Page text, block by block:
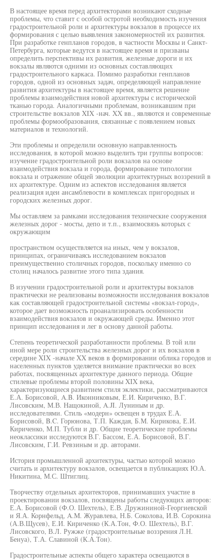
В настоящее время перед архитекторами возникают сходные
проблемы, что ставит с особой остротой необходимость изучения
градостроительной роли и архитектуры вокзалов в процессе их
формирования с целью выявления закономерностей их развития.
При разработке генпланов городов, в частности Москвы и Санкт-
Петербурга, которые ведутся в настоящее время и призваны
определить перспективы их развития, железные дороги и их
вокзалы являются одними из основных составляющих
градостроительного каркаса. Помимо разработки генпланов
городов, одной из основных задач, определяющей направление
развития архитектуры в настоящее время, является решение
проблемы взаимодействия новой архитектуры с исторической
тканью города. Аналогичными проблемам, возникавшим при
строительстве вокзалов XIX -нач. XX вв., являются и современные
проблемы формообразования, связанные с появлением новых
материалов и технологий.
Эти проблемы и определили основную направленность
исследования, в которой можно выделить три группы вопросов:
изучение градостроительной роли вокзалов на основе
взаимодействия вокзала и города, формирование типологии
вокзала и отражение общей эволюции архитектурных воззрений в
их архитектуре. Одним из аспектов исследования является
реализация идеи ансамблевости в комплексах пригородных и
городских железных дорог.
Мы оставляем за рамками исследования технические сооружения
железных дорог - мосты, депо и т.п., взаимосвязь которых с
окружающим
пространством осуществляется на иных, чем у вокзалов,
принципах, ограничиваясь исследованием вокзалов
преимущественно столичных городов, поскольку именно со
столиц началось развитие этого типа здания.
В изучении градостроительной роли и архитектуры вокзалов
практически не реализованы возможности исследования вокзалов
как составляющей градостроительной системы «вокзал-город»,
которое дает возможность проанализировать особенности
взаимодействия вокзалов и окружающей среды. Именно этот
принцип исследования и лег в основу данной работы.
Степень теоретической разработанности проблемы. В той или
иной мере роли строительства железных дорог и их вокзалов в
середине XIX -начале XX веков в формировании облика городов и
населенных пунктов уделяется внимание практически во всех
работах, посвященных архитектуре данного периода. Общие
стилевые проблемы второй половины XIX века,
характеризующиеся развитием стиля эклектики, рассматриваются
Е.А. Борисовой, A.B. Иконниковым, Е.И. Кириченко, В.Г.
Лисовским, М.В. Нащокиной, A.JI. Луниным и др.
исследователями. Стиль «модерн» освещен в трудах Е.А.
Борисовой, B.C. Горюнова, Т.П. Каждая, Б.М. Кирикова, Е.И.
Кириченко, М.П. Тубли и др. Общие теоретические проблемы
неоклассики исследуются В.Г. Бассом, Е.А. Борисовой, В.Г.
Лисовским, Г.И. Ревзиным и др. авторами.
История промышленной архитектуры, частью которой можно
считать и архитектуру вокзалов, освещается в публикациях Ю.А.
Никитина, М.С. Штиглиц.
Творчеству отдельных архитекторов, принимавших участие в
проектировании вокзалов, посвящены работы следующих авторов:
Е.А. Борисовой (Ф.О. Шехтель), Е.В. Дружининой-Георгиевской
и Я.А. Корнфельд, A.M. Журавлева, Н.Б. Соколова, И.В. Сорокина
(А.В.Щусев), Е.И. Кириченко (К.А.Тон, Ф.О. Шехтель), В.Г.
Лисовского, В.Л. Ружже (градостроительные воззрения Л.Н.
Бенуа), Т.А. Славиной (К.А.Тон).
Градостроительные аспекты общего характера освещаются в